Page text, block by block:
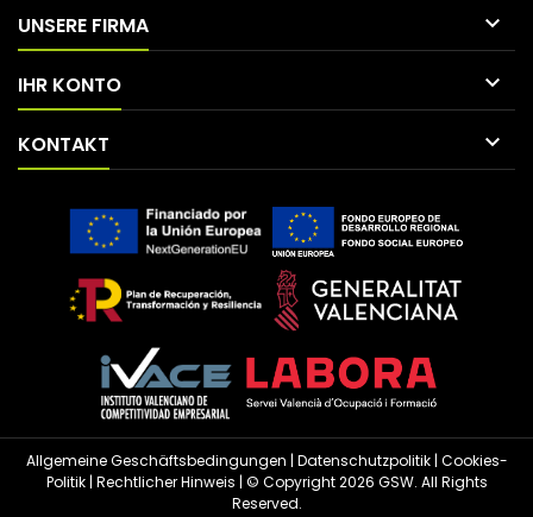
UNSERE FIRMA 
IHR KONTO 
KONTAKT 
Allgemeine Geschäftsbedingungen Datenschutzpolitik| Cookies-
Politik| Rechtlicher Hinweis | © Copyright 2026 GSW. All Rights
Reserved.